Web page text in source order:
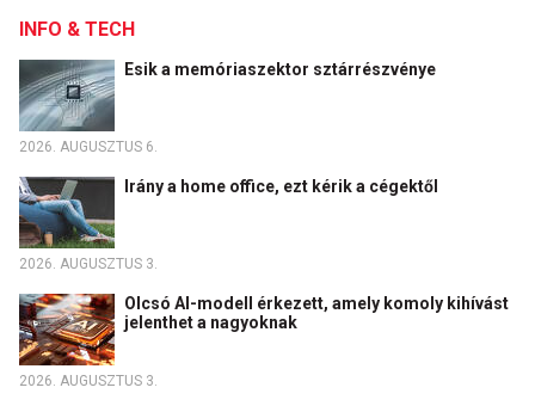
INFO & TECH
Esik a memóriaszektor sztárrészvénye
2026. AUGUSZTUS 6.
Irány a home office, ezt kérik a cégektől
2026. AUGUSZTUS 3.
Olcsó AI-modell érkezett, amely komoly kihívást
jelenthet a nagyoknak
2026. AUGUSZTUS 3.